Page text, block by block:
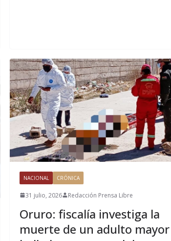
NACIONAL CRÓNICA
31 julio, 2026 Redacción Prensa Libre
Oruro: fiscalía investiga la
muerte de un adulto mayor